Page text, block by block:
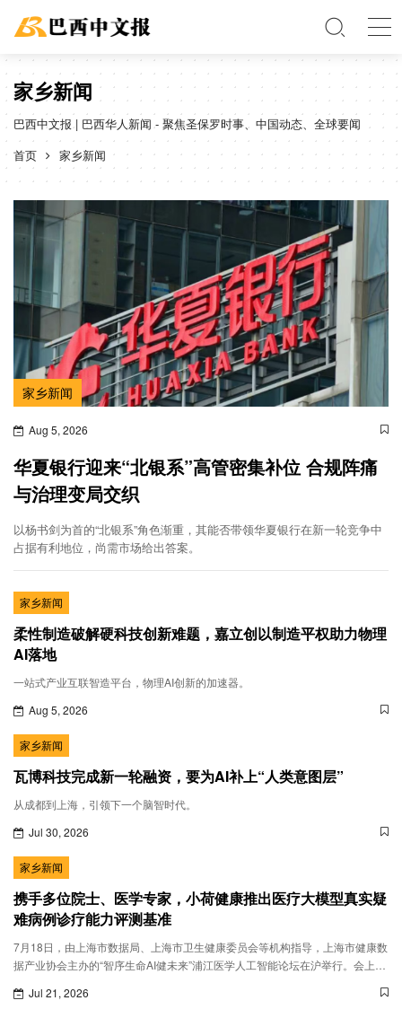
家乡新闻
巴西中文报 | 巴西华人新闻 - 聚焦圣保罗时事、中国动态、全球要闻
首页
家乡新闻
家乡新闻
Aug 5, 2026
华夏银行迎来“北银系”高管密集补位 合规阵痛
与治理变局交织
以杨书剑为首的“北银系”角色渐重，其能否带领华夏银行在新一轮竞争中
占据有利地位，尚需市场给出答案。
家乡新闻
柔性制造破解硬科技创新难题，嘉立创以制造平权助力物理
AI落地
一站式产业互联智造平台，物理AI创新的加速器。
Aug 5, 2026
家乡新闻
瓦博科技完成新一轮融资，要为AI补上“人类意图层”
从成都到上海，引领下一个脑智时代。
Jul 30, 2026
家乡新闻
携手多位院士、医学专家，小荷健康推出医疗大模型真实疑
难病例诊疗能力评测基准
7月18日，由上海市数据局、上海市卫生健康委员会等机构指导，上海市健康数
据产业协会主办的“智序生命AI健未来”浦江医学人工智能论坛在沪举行。会上，
布“MedXIAOHE疑难病例诊疗能力评测基准1.0”。
Jul 21, 2026